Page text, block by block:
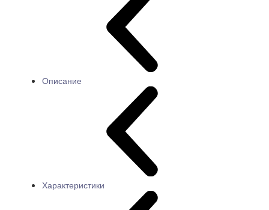
Описание
Характеристики